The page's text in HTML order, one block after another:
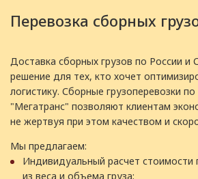
Перевозка сборных
Доставка сборных грузов по России и
решение для тех, кто хочет
логистику. Сборные грузоперевозки
"Мегатранс" позволяют клиентам
не жертвуя при этом качеством и
Мы предлагаем:
Индивидуальный расчет стоимости
из веса и объема груза;